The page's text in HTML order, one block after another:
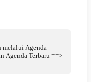
melalui Agenda
Agenda Terbaru ==>